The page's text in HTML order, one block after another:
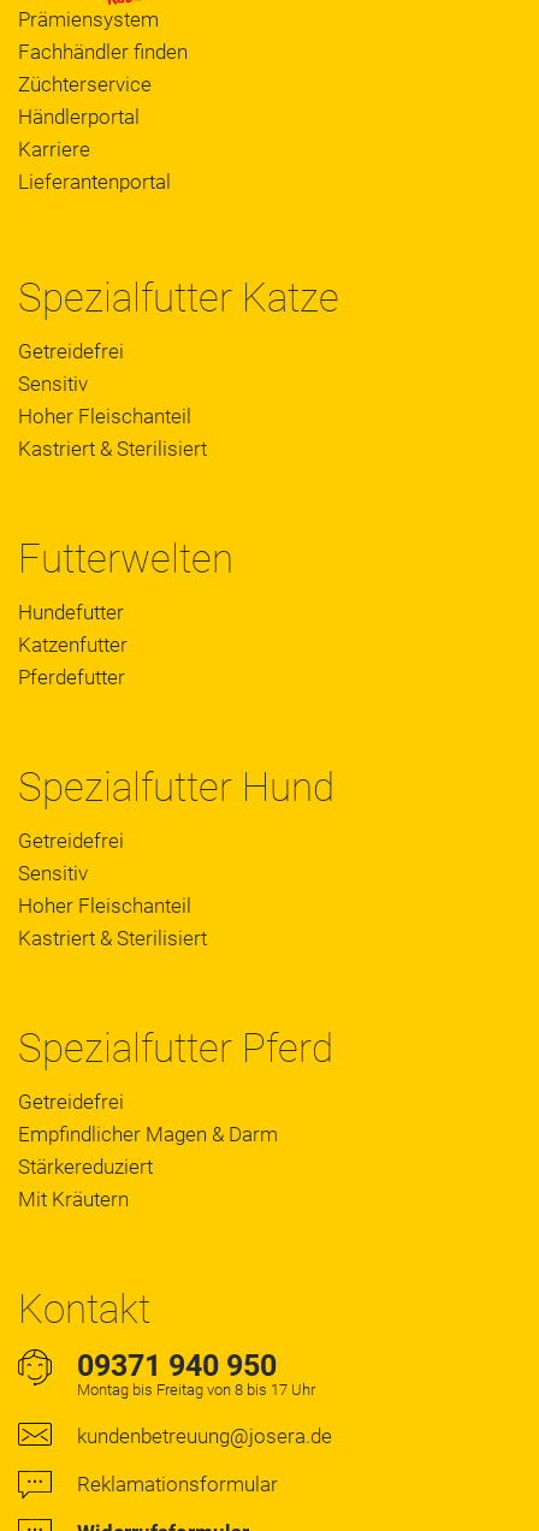
Prämiensystem
Fachhändler finden
Züchterservice
Händlerportal
Karriere
Lieferantenportal
Spezialfutter Katze
Getreidefrei
Sensitiv
Hoher Fleischanteil
Kastriert & Sterilisiert
Futterwelten
Hundefutter
Katzenfutter
Pferdefutter
Spezialfutter Hund
Getreidefrei
Sensitiv
Hoher Fleischanteil
Kastriert & Sterilisiert
Spezialfutter Pferd
Getreidefrei
Empfindlicher Magen & Darm
Stärkereduziert
Mit Kräutern
Kontakt
09371 940 950
Montag bis Freitag von 8 bis 17 Uhr
kundenbetreuung@josera.de
Reklamationsformular